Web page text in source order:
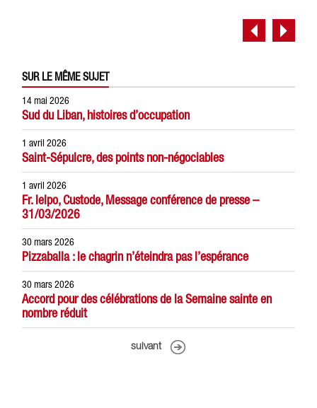
SUR LE MÊME SUJET
14 mai 2026
Sud du Liban, histoires d’occupation
1 avril 2026
Saint-Sépulcre, des points non-négociables
1 avril 2026
Fr. Ielpo, Custode, Message conférence de presse –
31/03/2026
30 mars 2026
Pizzaballa : le chagrin n’éteindra pas l’espérance
30 mars 2026
Accord pour des célébrations de la Semaine sainte en
nombre réduit
suivant